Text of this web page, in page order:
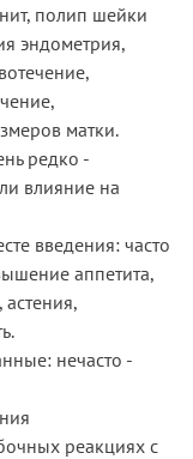
полип шейки
эндометрия,
матки.
редко -
влияние на
введения: часто
аппетита,
нечасто -
реакциях с